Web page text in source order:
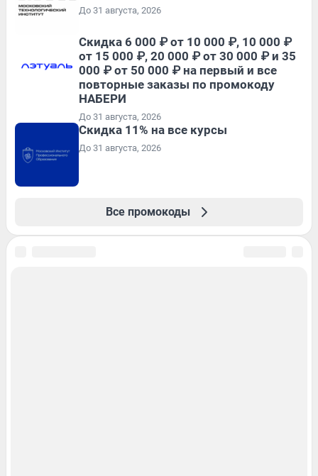
До 31 августа, 2026
Скидка 6 000 ₽ от 10 000 ₽, 10 000 ₽
от 15 000 ₽, 20 000 ₽ от 30 000 ₽ и 35
000 ₽ от 50 000 ₽ на первый и все
повторные заказы по промокоду
НАБЕРИ
До 31 августа, 2026
Скидка 11% на все курсы
До 31 августа, 2026
Все промокоды